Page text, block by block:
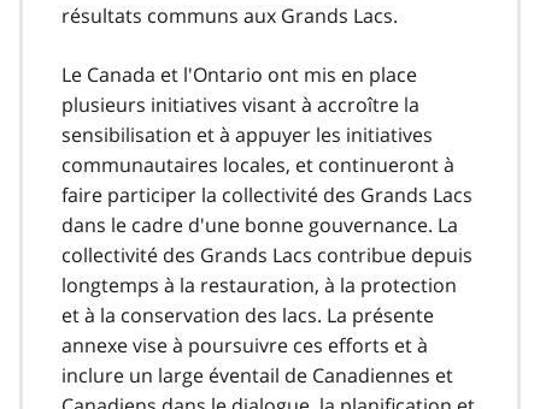
résultats communs aux Grands Lacs.
Le Canada et l'Ontario ont mis en place
plusieurs initiatives visant à accroître la
sensibilisation et à appuyer les initiatives
communautaires locales, et continueront à
faire participer la collectivité des Grands Lacs
dans le cadre d'une bonne gouvernance. La
collectivité des Grands Lacs contribue depuis
longtemps à la restauration, à la protection
et à la conservation des lacs. La présente
annexe vise à poursuivre ces efforts et à
inclure un large éventail de Canadiennes et